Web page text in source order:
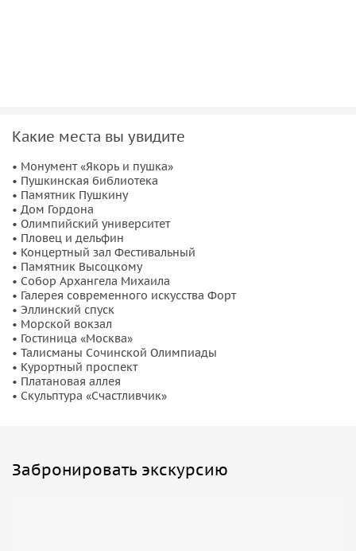
Мы встретим памятники, с которыми каждый
фотографировался в детстве, а ещё проверим ваши
экстрасенсорные способности и раскроем тайну
пропавшего туриста! А про сюрприз в конце даже
рассказывать не будем, чтобы чересчур не нагнетать
интригу.
Какие места вы увидите
• Монумент «Якорь и пушка»
• Пушкинская библиотека
• Памятник Пушкину
• Дом Гордона
• Олимпийский университет
• Пловец и дельфин
• Концертный зал Фестивальный
• Памятник Высоцкому
• Собор Архангела Михаила
• Галерея современного искусства Форт
• Эллинский спуск
• Морской вокзал
• Гостиница «Москва»
• Талисманы Сочинской Олимпиады
• Курортный проспект
• Платановая аллея
• Скульптура «Счастливчик»
Забронировать экскурсию